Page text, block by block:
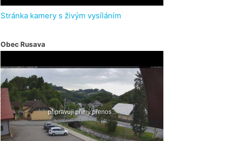
Stránka kamery s živým vysíláním
Obec Rusava